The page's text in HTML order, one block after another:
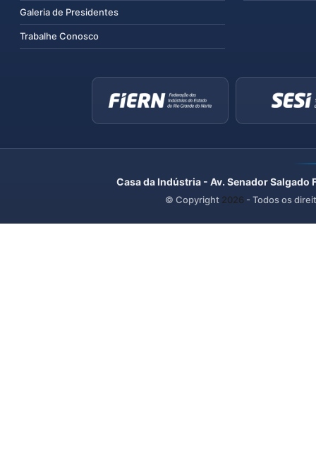
Galeria de Presidentes
Trabalhe Conosco
Casa da Indústria - Av. Senador
© Copyright 2026 - Todos os